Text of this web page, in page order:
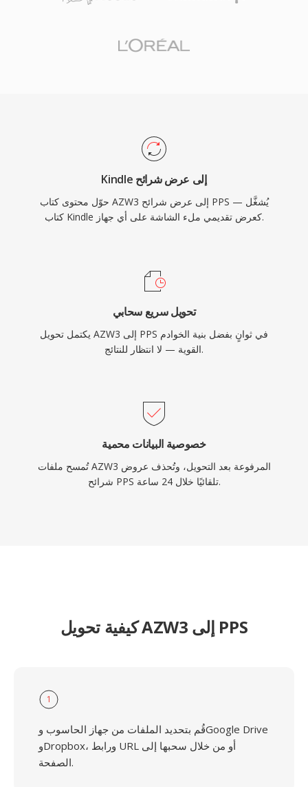
Kindle إلى عرض شرائح
حوّل محتوى كتاب AZW3 إلى عرض شرائح PPS — يُشغَّل
كتاب Kindle كعرض تقديمي ملء الشاشة على أي جهاز.
تحويل سريع سحابي
يكتمل تحويل AZW3 إلى PPS في ثوانٍ بفضل بنية الخوادم
القوية — لا انتظار للنتائج.
خصوصية البيانات محمية
تُمسح ملفات AZW3 المرفوعة بعد التحويل، وتُحذف عروض
شرائح PPS تلقائيًا خلال 24 ساعة.
كيفية تحويل AZW3 إلى PPS
1
قُم بتحديد الملفات من جهاز الحاسوب وGoogle Drive
وDropbox، ورابط URL أو من خلال سحبها إلى
الصفحة.